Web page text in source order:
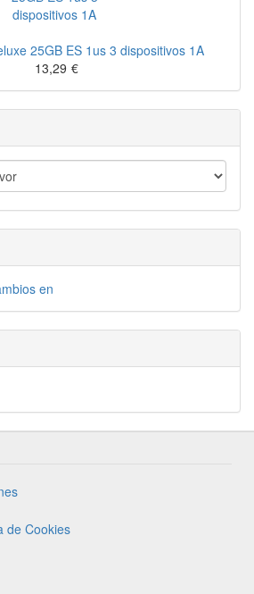
25GB ES 1us 3 dispositivos 1A
13,29 €
en
de Cookies